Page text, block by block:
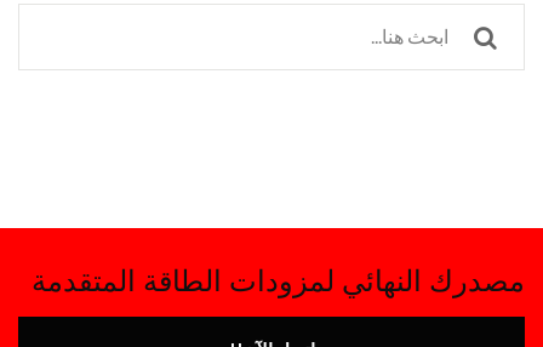
مصدرك النهائي لمزودات الطاقة المتقدمة